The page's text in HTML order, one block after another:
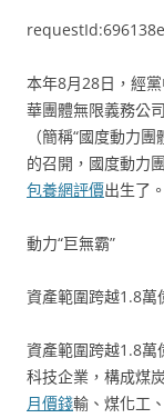
本年8月28日，經
華團體無限義務公
（簡稱“國度動力
的召開，國度動力
包養網評價出生了。
動力“巨無霸”
資產範圍跨越1.8萬
資產範圍跨越1.8萬
科技企業，構成煤
月價錢輸、煤化工